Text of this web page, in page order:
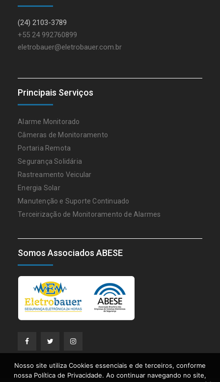
(24) 2103-3789
+55 24 992760899
eletrobauer@eletrobauer.com.br
Principais Serviços
Alarme Monitorado
Câmeras de Monitoramento
Portaria Remota
Segurança Solidária
Rastreamento Veicular
Energia Solar
Manutenção e Suporte Continuado
Terceirização de Monitoramento de Alarmes
Somos Associados ABESE
Nosso site utiliza Cookies essenciais e de terceiros, conforme
nossa Política de Privacidade. Ao continuar navegando no site,